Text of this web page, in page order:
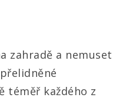
zahradě a nemuset
téměř každého z